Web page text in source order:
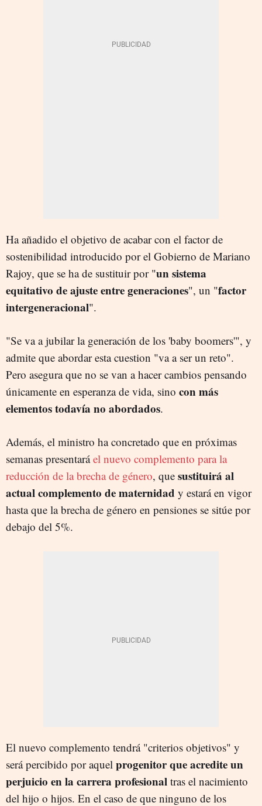
Ha añadido el objetivo de acabar con el factor de
sostenibilidad introducido por el Gobierno de Mariano
Rajoy, que se ha de sustituir por "un sistema
equitativo de ajuste entre generaciones", un "factor
intergeneracional".
"Se va a jubilar la generación de los 'baby boomers'", y
admite que abordar esta cuestion "va a ser un reto".
Pero asegura que no se van a hacer cambios pensando
únicamente en esperanza de vida, sino con más
elementos todavía no abordados.
Además, el ministro ha concretado que en próximas
semanas presentaráel nuevo complemento para la
reducción de la brecha de género, que sustituirá al
actual complemento de maternidad y estará en vigor
hasta que la brecha de género en pensiones se sitúe por
debajo del 5%.
El nuevo complemento tendrá "criterios objetivos" y
será percibido por aquel progenitor que acredite un
perjuicio en la carrera profesional tras el nacimiento
del hijo o hijos. En el caso de que ninguno de los